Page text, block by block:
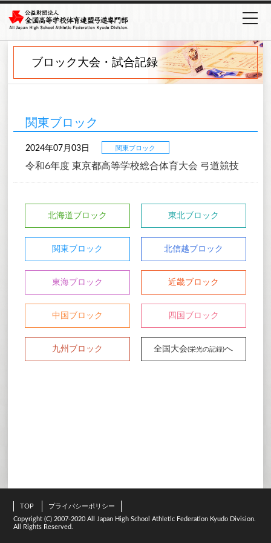
ブロック大会・試合記録
関東ブロック
2024年07月03日 関東ブロック
令和6年度 東京都高等学校総合体育大会 弓道競技
北海道ブロック 東北ブロック
関東ブロック 北信越ブロック
東海ブロック 近畿ブロック
中国ブロック 四国ブロック
九州ブロック 全国大会(栄光の記録)へ
TOP
プライバシーポリシー
Copyright (C) 2007-2020 All Japan High School Athletic Federation Kyudo Division.
All Rights Reserved.